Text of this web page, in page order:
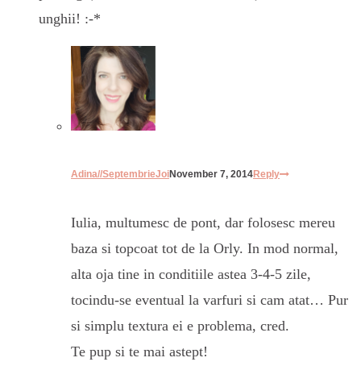
unghii! :-*
Adina//SeptembrieJoiNovember 7, 2014Reply
Iulia, multumesc de pont, dar folosesc mereu
baza si topcoat tot de la Orly. In mod normal,
alta oja tine in conditiile astea 3-4-5 zile,
tocindu-se eventual la varfuri si cam atat… Pur
si simplu textura ei e problema, cred.
Te pup si te mai astept!